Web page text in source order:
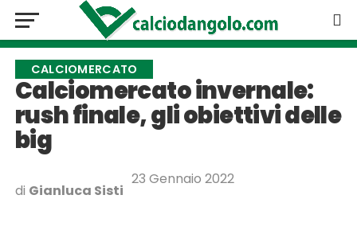
CALCIOMERCATO
Calciomercato invernale:
rush finale, gli obiettivi delle
big
di Gianluca Sisti
23 Gennaio 2022